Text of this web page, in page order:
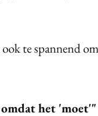
te spannend
het 'moet'"